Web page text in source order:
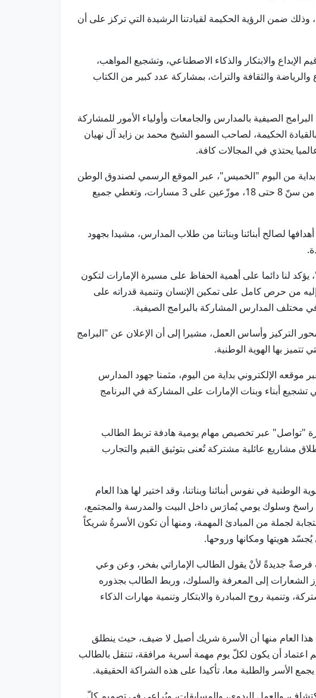
ضمن الرؤية الحكيمة لقيادتنا الرشيدة التي تركز على أن
الإبداع والابتكار والذكاء الاصطناعي، وتشجيع المواهب،
والرياضة والثقافة والتراث، بمشاركة عدد كبير من الكتاب
الصيفية بالمدارس والجامعات وأولياء الأمور للمشاركة
الحكيمة، لصاحب السمو الشيخ محمد بن زايد آل نهيان
يحتذي في المجالات كافة.
بداية من اليوم "الخميس"، عبر الموقع الرسمي لصندوق الوطن
على شبكة الإنترنت أو من خلال المدارس والجامعات المشاركة في البرامج، التي تستهدف الطلبة الإماراتيين من سنّ 8 حتى 18، موزّعين على 3 مسارات، وتغطي جميع
لصالح أبنائنا وبناتنا من طلاب المدارس، مشيدا بجهود
لنا دائما على أهمية الحفاظ على مسيرة الإمارات لتكون
إليه من حرص كامل على تمكين الإنسان وتنمية قدراته على
في مختلف المدارس المشاركة بالبرامج الصيفية.
التركيز وأساس العمل، مشيرا إلى أن الإعلان عن "البرامج
بها الهوية الوطنية.
الإلكتروني بداية من اليوم، مثمنا جهود المدارس
أبناء وبنات الإمارات على المشاركة في البرنامج
"تواصل" عبر تخصيص مهام يومية هادفة تربط الطالب
مشاريع عائلية مشتركة تُعنى بتوثيق القيم والتجارب
في غرس الهوية الوطنية في نفوس أبنائنا وبناتنا، وقد اختير لها هذا العام
راسخ وسلوك يومي يُمارَس داخل البيت والمدرسة والمجتمع،
لجملة من المبادئ المهمة، ومنها أن تكون الأسرةُ شريكاً
هويتها ومكانها وروحها.
جديدةً لأنْ يقول الطالب الإماراتي بفخر، وعن وعي
الشعارات إلى المعرفة والسلوك، وربط الطالب بجذوره
وتنمية روح المبادرة والابتكار وتنمية مهارات الذكاء
العام منها أن الأسرة شريك أصيل لا ضيف، حيث ينطلق
اعتماد أن يكون لكلّ يوم مهمة أسرية مرافقة، تنتقل بالطالب
الأسر والطلبة معا، تأكيدا على هذه الشراكة الحقيقية.